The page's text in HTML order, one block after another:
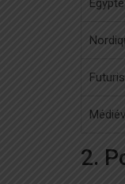
Égypte
2.